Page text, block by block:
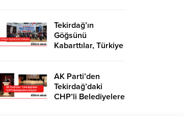
Tekirdağ’ın
Göğsünü
Kabarttılar, Türkiye
AK Parti’den
Tekirdağ’daki
CHP’li Belediyelere